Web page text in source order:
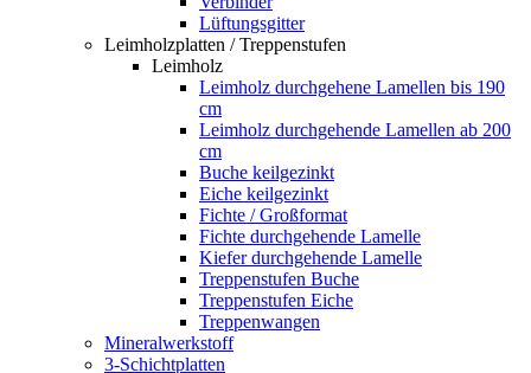
Lüftungsgitter
Leimholzplatten / Treppenstufen
Leimholz
Leimholz durchgehene Lamellen bis 190
cm
Leimholz durchgehende Lamellen ab 200
cm
Buche keilgezinkt
Eiche keilgezinkt
Fichte / Großformat
Fichte durchgehende Lamelle
Kiefer durchgehende Lamelle
Treppenstufen Buche
Treppenstufen Eiche
Treppenwangen
Mineralwerkstoff
3-Schichtplatten